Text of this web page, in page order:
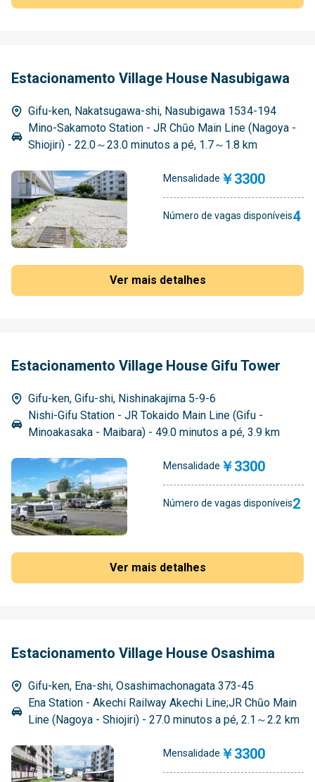
Estacionamento Village House Nasubigawa
Gifu-ken, Nakatsugawa-shi, Nasubigawa 1534-194
Mino-Sakamoto Station - JR Chūo Main Line (Nagoya -
Shiojiri) - 22.0～23.0 minutos a pé, 1.7～1.8 km
Mensalidade ￥3300
Número de vagas disponíveis4
Ver mais detalhes
Estacionamento Village House Gifu Tower
Gifu-ken, Gifu-shi, Nishinakajima 5-9-6
Nishi-Gifu Station - JR Tokaido Main Line (Gifu -
Minoakasaka - Maibara) - 49.0 minutos a pé, 3.9 km
Mensalidade ￥3300
Número de vagas disponíveis2
Ver mais detalhes
Estacionamento Village House Osashima
Gifu-ken, Ena-shi, Osashimachonagata 373-45
Ena Station - Akechi Railway Akechi Line;JR Chūo Main
Line (Nagoya - Shiojiri) - 27.0 minutos a pé, 2.1～2.2 km
Mensalidade ￥3300